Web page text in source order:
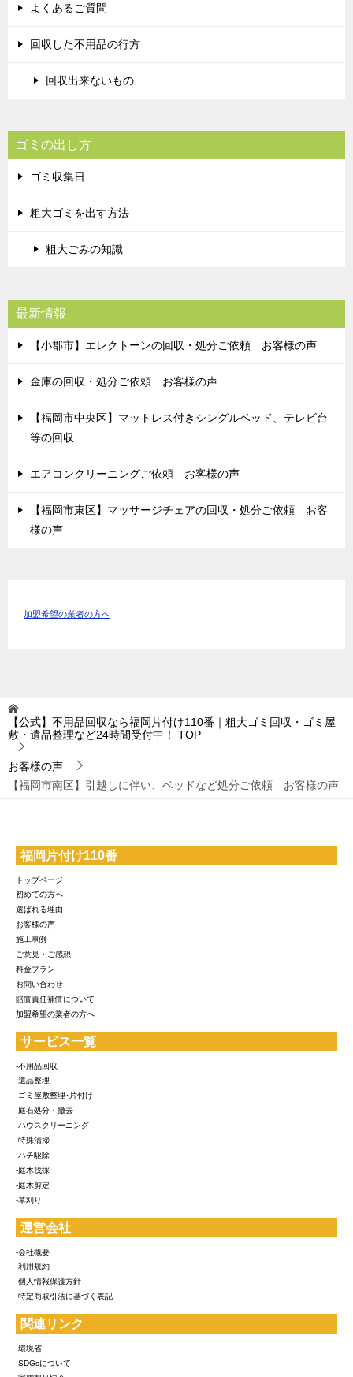
よくあるご質問
回収した不用品の行方
回収出来ないもの
ゴミの出し方
ゴミ収集日
粗大ゴミを出す方法
粗大ごみの知識
最新情報
【小郡市】エレクトーンの回収・処分ご依頼 お客様の声
金庫の回収・処分ご依頼 お客様の声
【福岡市中央区】マットレス付きシングルベッド、テレビ台
等の回収
エアコンクリーニングご依頼 お客様の声
【福岡市東区】マッサージチェアの回収・処分ご依頼 お客
様の声
加盟希望の業者の方へ
【公式】不用品回収なら福岡片付け110番｜粗大ゴミ回収・ゴミ屋
敷・遺品整理など24時間受付中！
TOP
お客様の声
【福岡市南区】引越しに伴い、ベッドなど処分ご依頼 お客様の声
福岡片付け110番
トップページ
初めての方へ
選ばれる理由
お客様の声
施工事例
ご意見・ご感想
料金プラン
お問い合わせ
賠償責任補償について
加盟希望の業者の方へ
サービス一覧
-不用品回収
-遺品整理
-ゴミ屋敷整理･片付け
-庭石処分・撤去
-ハウスクリーニング
-特殊清掃
-ハチ駆除
-庭木伐採
-庭木剪定
-草刈り
運営会社
-会社概要
-利用規約
-個人情報保護方針
-特定商取引法に基づく表記
関連リンク
-環境省
-SDGsについて